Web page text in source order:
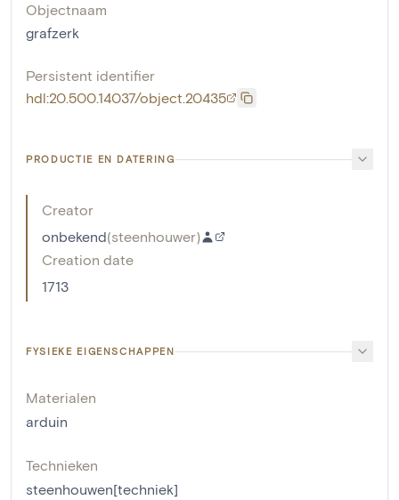
Objectnaam
grafzerk
Persistent identifier
hdl:20.500.14037/object.20435
PRODUCTIE EN DATERING
Creator
onbekend(steenhouwer)
Creation date
1713
FYSIEKE EIGENSCHAPPEN
Materialen
arduin
Technieken
steenhouwen[techniek]